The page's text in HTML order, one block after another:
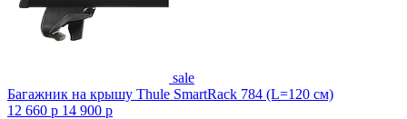
sale
Багажник на крышу Thule SmartRack 784 (L=120 см)
12 660 p 14 900 p